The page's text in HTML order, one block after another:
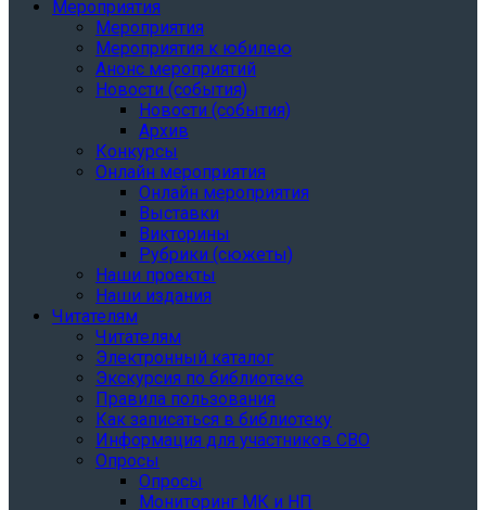
Мероприятия
Мероприятия
Мероприятия к юбилею
Анонс мероприятий
Новости (события)
Новости (события)
Архив
Конкурсы
Онлайн мероприятия
Онлайн мероприятия
Выставки
Викторины
Рубрики (сюжеты)
Наши проекты
Наши издания
Читателям
Читателям
Электронный каталог
Экскурсия по библиотеке
Правила пользования
Как записаться в библиотеку
Информация для участников СВО
Опросы
Опросы
Мониторинг МК и НП